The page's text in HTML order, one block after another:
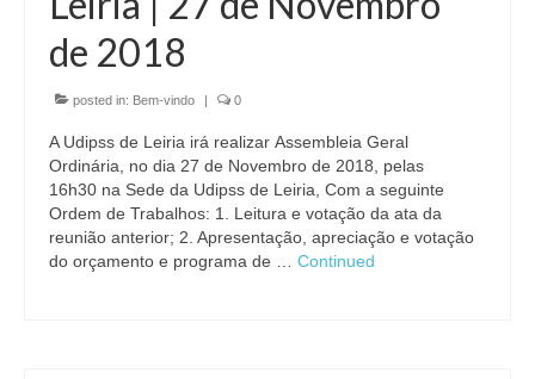
de 2018
posted in: Bem-vindo | 0
A Udipss de Leiria irá realizar Assembleia Geral
Ordinária, no dia 27 de Novembro​ de 2018​, pelas
16h30 na Sede da Udipss de Leiria, Com a seguinte
Ordem de Trabalhos: 1. Leitura e votação da ata da
reunião anterior; 2. Apresentação, apreciação e votação
do orçamento e programa de … Continued